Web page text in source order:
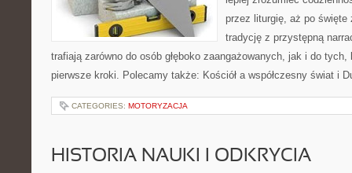
przez liturgię, aż po święte
tradycję z przystępną
trafiają zarówno do osób głęboko zaangażowanych, jak i do
pierwsze kroki. Polecamy także: Kościół a współczesny świat i
CATEGORIES: MOTORYZACJA
HISTORIA NAUKI I ODKRYCIA